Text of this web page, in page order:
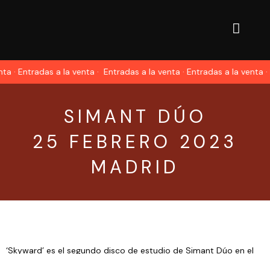
· Entradas a la venta · Entradas a la venta · Entradas a la venta ·
SIMANT DÚO
25 FEBRERO 2023
MADRID
‘Skyward’ es el segundo disco de estudio de Simant Dúo en el